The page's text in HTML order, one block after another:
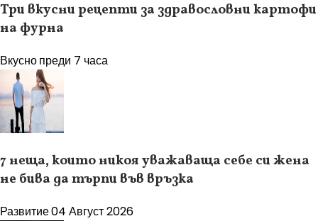
Три вкусни рецепти за здравословни картофи
на фурна
Вкуснопреди 7 часа
7 неща, които никоя уважаваща себе си жена
не бива да търпи във връзка
Развитие04 Август 2026